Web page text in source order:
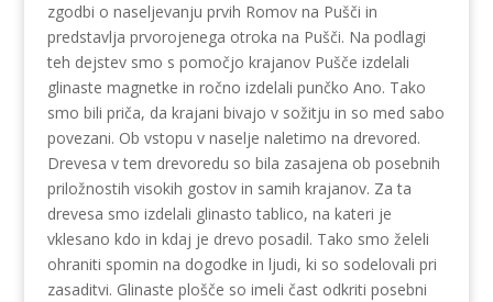
zgodbi o naseljevanju prvih Romov na Pušči in
predstavlja prvorojenega otroka na Pušči. Na podlagi
teh dejstev smo s pomočjo krajanov Pušče izdelali
glinaste magnetke in ročno izdelali punčko Ano. Tako
smo bili priča, da krajani bivajo v sožitju in so med sabo
povezani. Ob vstopu v naselje naletimo na drevored.
Drevesa v tem drevoredu so bila zasajena ob posebnih
priložnostih visokih gostov in samih krajanov. Za ta
drevesa smo izdelali glinasto tablico, na kateri je
vklesano kdo in kdaj je drevo posadil. Tako smo želeli
ohraniti spomin na dogodke in ljudi, ki so sodelovali pri
zasaditvi. Glinaste plošče so imeli čast odkriti posebni